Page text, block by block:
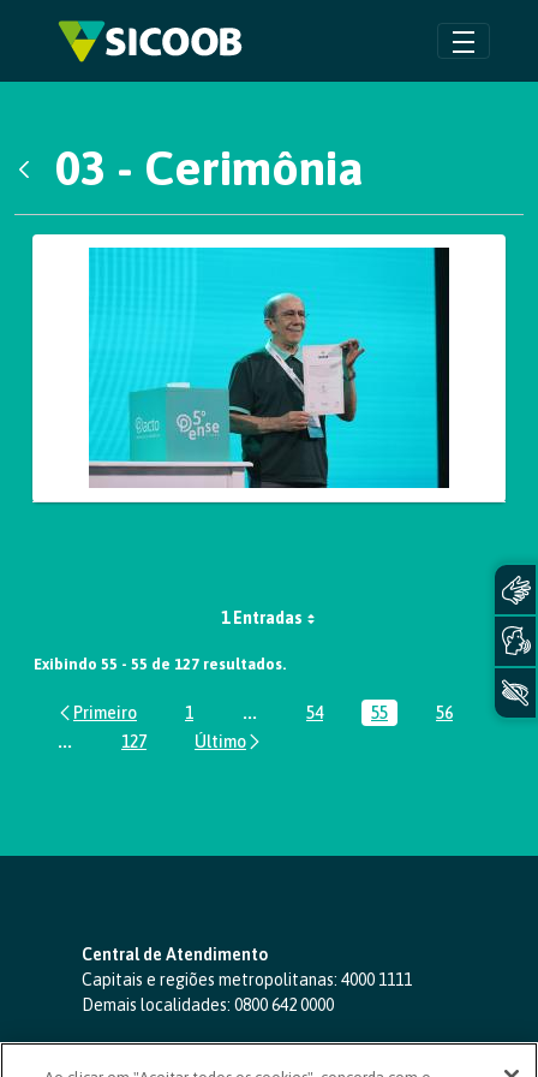
Pular para o Conteúdo principal
03 - Cerimônia
Galeria de Mídias
1 Entradas
Exibindo 55 - 55 de 127 resultados.
Página
1 ...Páginas intermediárias Usar ABA
Página
54 Página
55 Página
56
...Páginas intermediárias Usar ABA para navegar.
Página
127
Central de Atendimento
Capitais e regiões metropolitanas: 4000 1111
Demais localidades: 0800 642 0000
SAC 24 horas-0800 724 4420